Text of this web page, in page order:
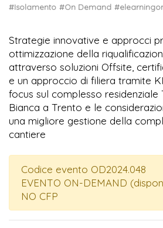
#Isolamento #On Demand
Strategie innovative e approcci
ottimizzazione della
attraverso soluzioni Offsite,
e un approccio di filiera tramite
focus sul complesso residenziale
Bianca a Trento e le
una migliore gestione della
cantiere
Codice evento OD2024.048
EVENTO ON-DEMAND
NO CFP